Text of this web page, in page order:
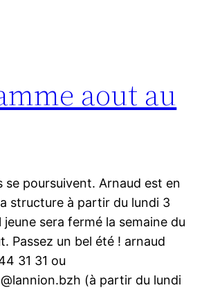
aout au
se poursuivent. Arnaud est en
structure à partir du lundi 3
jeune sera fermé la semaine du
Passez un bel été ! arnaud
31 31 ou
(à partir du lundi